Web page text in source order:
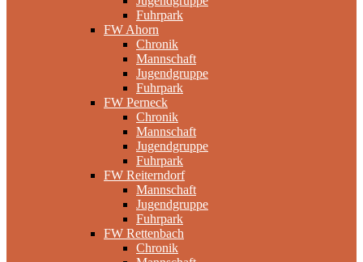
Fuhrpark
FW Ahorn
Chronik
Mannschaft
Jugendgruppe
Fuhrpark
FW Perneck
Chronik
Mannschaft
Jugendgruppe
Fuhrpark
FW Reiterndorf
Mannschaft
Jugendgruppe
Fuhrpark
FW Rettenbach
Chronik